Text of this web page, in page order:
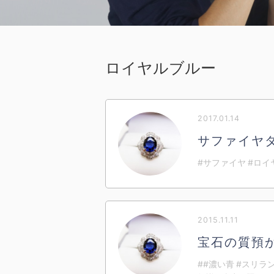
ロイヤルブルー
2017.01.14
サファイヤ
#サファイヤ #ロ
2015.11.11
宝石の質預
##濃い青 #スリラ